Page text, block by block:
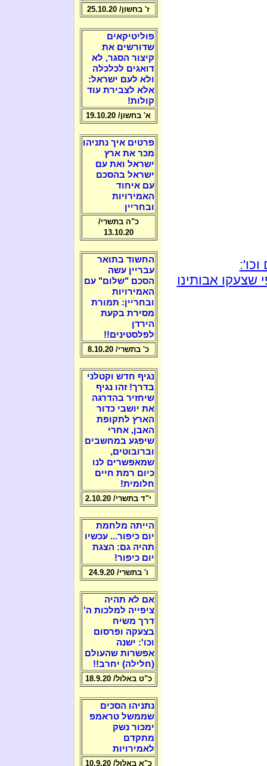
אבותינו
ז' בחשון/ 25.10.20
פוליטיקאים
שדורשים את
קיצור הסגר, לא
דואגים לכלכלה
ולא לעם ישראל:
אלא לצבירת עוד
קולות!
א' בחשון/ 19.10.20
פרטים איך נתניהו
מכר את ארץ
ישראל ואת עם
ישראל בהסכם
עם איחוד
האמירויות
ובחריין
כ"ה בתשרי/
13.10.20
החשוד בתואר
עבריין עשה
הסכם "שלום" עם
האמירויות
ובחריין: תמורת
מסירת בקעת
הירדן
לפלסטינים!!
כ' בתשרי/ 8.10.20
נגיף חדש וקטלני
בדרך! זהו נגיף
שיחזיר בהדרגה
את יושבי כדור
הארץ לתקופת
האבן, אחרי
שיפגע במחשבים
וברובוטים,
שמאפשרים לנו
כיום רמת חיים
חלומית!
י"ד בתשרי/ 2.10.20
הייתה מלחמת
יום כיפור... עכשיו
תהיה גם: הצגת
יום כיפור!
ו' בתשרי/ 24.9.20
אם לא תהיה
ציפייה למלכות ה'
דרך משיח
בצעקה ופרסום
וכו': ישנה
אפשרות שהעולם
(חלילה) יחרב!!
כ"ט באלול/ 18.9.20
נתניהו הסכים
שממשל טראמפ
ימכור נשק
מתקדם
לאמירויות
כ"א באלול/ 10.9.20